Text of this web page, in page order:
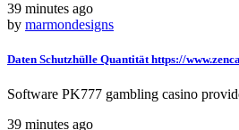
39 minutes ago
by marmondesigns
Daten Schutzhülle Quantität https://
Software PK777 gambling casino
39 minutes ago